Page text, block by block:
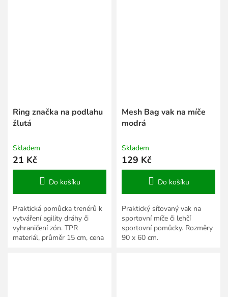
Ring značka na podlahu
žlutá
Skladem
21 Kč
Do košíku
Praktická pomůcka trenérů k
vytváření agility dráhy či
vyhraničení zón. TPR
materiál, průměr 15 cm, cena
Mesh Bag vak na míče
modrá
Skladem
129 Kč
Do košíku
Praktický síťovaný vak na
sportovní míče či lehčí
sportovní pomůcky. Rozměry
90 x 60 cm.